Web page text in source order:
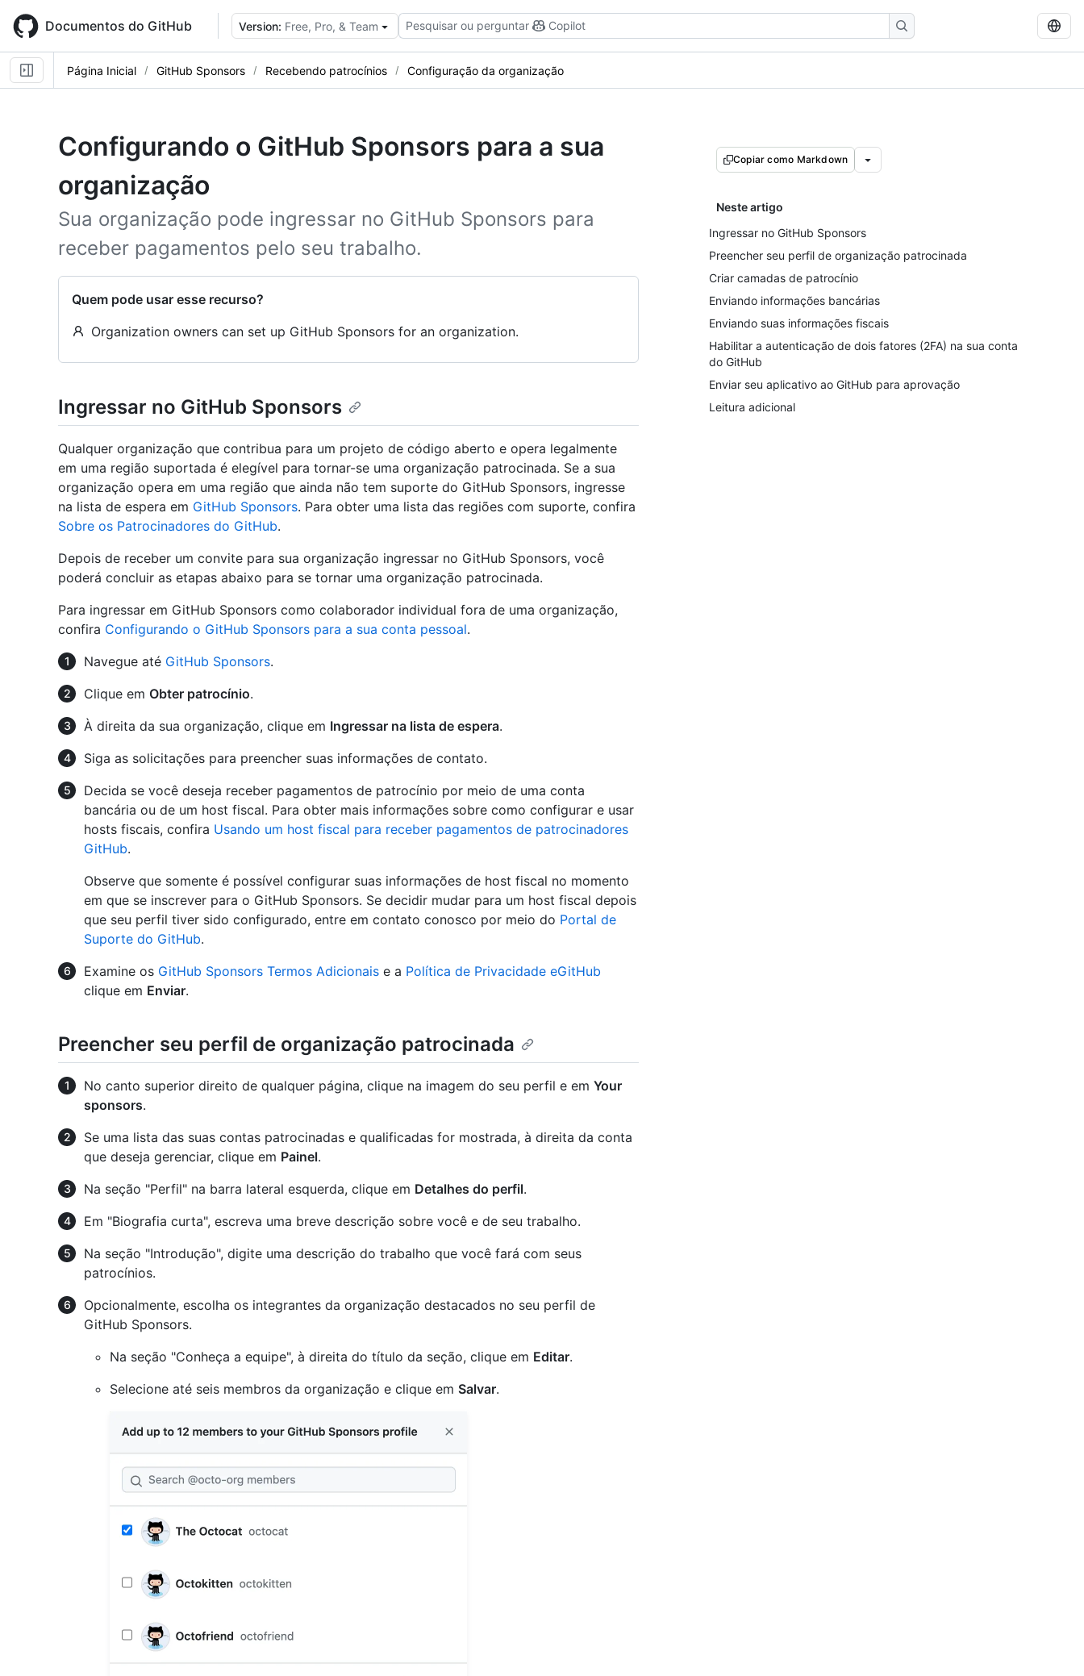
main
content
Documentos do GitHub Version: Free, Pro, & Team Pesquisar ou perguntar Copilot
Página Inicial GitHub Sponsors Recebendo patrocínios Configuração da organização
Configurando o GitHub Sponsors para a sua
organização
Sua organização pode ingressar no GitHub Sponsors para
receber pagamentos pelo seu trabalho.
Quem pode usar esse recurso?
Organization owners can set up GitHub Sponsors for an organization.
Copiar como Markdown
Neste artigo
Ingressar no GitHub Sponsors
Preencher seu perfil de organização patrocinada
Criar camadas de patrocínio
Enviando informações bancárias
Enviando suas informações fiscais
Habilitar a autenticação de dois fatores (2FA) na sua conta
do GitHub
Enviar seu aplicativo ao GitHub para aprovação
Leitura adicional
Ingressar no GitHub Sponsors
Qualquer organização que contribua para um projeto de código aberto e opera legalmente
em uma região suportada é elegível para tornar-se uma organização patrocinada. Se a sua
organização opera em uma região que ainda não tem suporte do GitHub Sponsors, ingresse
na lista de espera em GitHub Sponsors. Para obter uma lista das regiões com suporte, confira
Sobre os Patrocinadores do GitHub.
Depois de receber um convite para sua organização ingressar no GitHub Sponsors, você
poderá concluir as etapas abaixo para se tornar uma organização patrocinada.
Para ingressar em GitHub Sponsors como colaborador individual fora de uma organização,
confira Configurando o GitHub Sponsors para a sua conta pessoal.
Navegue até GitHub Sponsors.
Clique em Obter patrocínio.
À direita da sua organização, clique em Ingressar na lista de espera.
Siga as solicitações para preencher suas informações de contato.
Decida se você deseja receber pagamentos de patrocínio por meio de uma conta
bancária ou de um host fiscal. Para obter mais informações sobre como configurar e usar
hosts fiscais, confira Usando um host fiscal para receber pagamentos de patrocinadores
GitHub.
Observe que somente é possível configurar suas informações de host fiscal no momento
em que se inscrever para o GitHub Sponsors. Se decidir mudar para um host fiscal depois
que seu perfil tiver sido configurado, entre em contato conosco por meio do Portal de
Suporte do GitHub.
Examine os GitHub Sponsors Termos Adicionais e a Política de Privacidade eGitHub
clique em Enviar.
Preencher seu perfil de organização patrocinada
No canto superior direito de qualquer página, clique na imagem do seu perfil e em Your
sponsors.
Se uma lista das suas contas patrocinadas e qualificadas for mostrada, à direita da conta
que deseja gerenciar, clique em Painel.
Na seção "Perfil" na barra lateral esquerda, clique em Detalhes do perfil.
Em "Biografia curta", escreva uma breve descrição sobre você e de seu trabalho.
Na seção "Introdução", digite uma descrição do trabalho que você fará com seus
patrocínios.
Opcionalmente, escolha os integrantes da organização destacados no seu perfil de
GitHub Sponsors.
Na seção "Conheça a equipe", à direita do título da seção, clique em Editar.
Selecione até seis membros da organização e clique em Salvar.